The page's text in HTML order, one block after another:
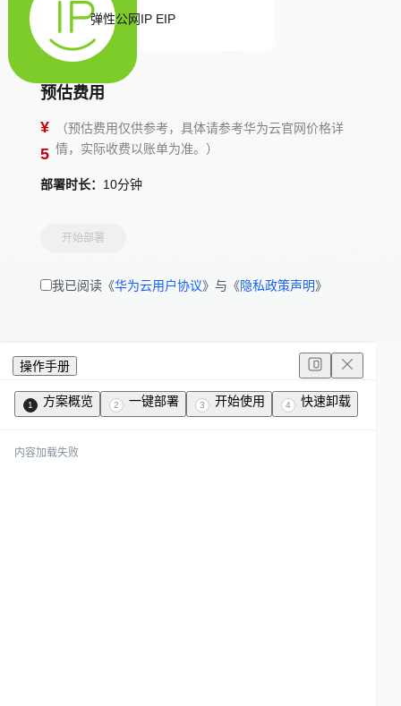
弹性公网IP EIP
预估费用
¥
5
（预估费用仅供参考，具体请参考华为云官网价格详
情，实际收费以账单为准。）
部署时长： 10分钟
开始部署
我已阅读《华为云用户协议》与《隐私政策声明》
操作手册
1 方案概览 2 一键部署 3 开始使用 4 快速卸载
内容加载失败